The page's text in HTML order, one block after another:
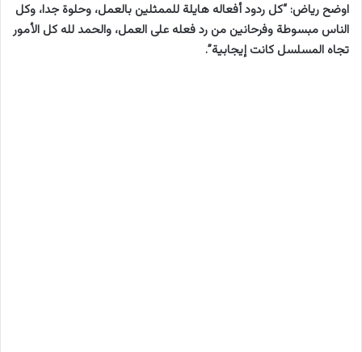
اوضح رياض: “كل ردود أفعاله هايلة للممثلين بالعمل، وحلوة جدا، وكل
الناس مبسوطة وفرحانين من رد فعله على العمل، والحمد لله كل الأمور
تجاه المسلسل كانت إيجابية”.